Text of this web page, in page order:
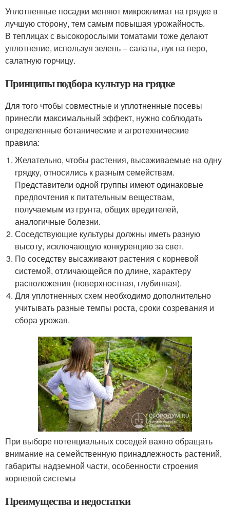
Уплотненные посадки меняют микроклимат на грядке в
лучшую сторону, тем самым повышая урожайность.
В теплицах с высокорослыми томатами тоже делают
уплотнение, используя зелень – салаты, лук на перо,
салатную горчицу.
Принципы подбора культур на грядке
Для того чтобы совместные и уплотненные посевы
принесли максимальный эффект, нужно соблюдать
определенные ботанические и агротехнические
правила:
Желательно, чтобы растения, высаживаемые на одну
грядку, относились к разным семействам.
Представители одной группы имеют одинаковые
предпочтения к питательным веществам,
получаемым из грунта, общих вредителей,
аналогичные болезни.
Соседствующие культуры должны иметь разную
высоту, исключающую конкуренцию за свет.
По соседству высаживают растения с корневой
системой, отличающейся по длине, характеру
расположения (поверхностная, глубинная).
Для уплотненных схем необходимо дополнительно
учитывать разные темпы роста, сроки созревания и
сбора урожая.
При выборе потенциальных соседей важно обращать
внимание на семейственную принадлежность растений,
габариты надземной части, особенности строения
корневой системы
Преимущества и недостатки